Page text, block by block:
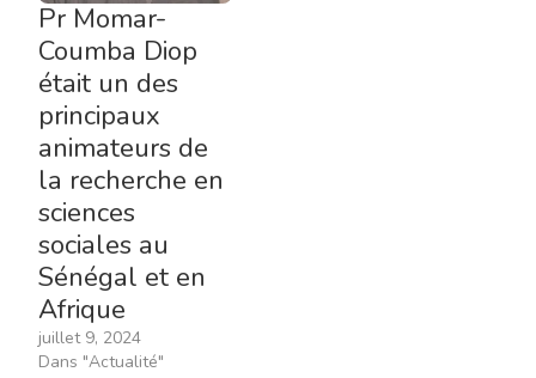
Pr Momar-
Coumba Diop
était un des
principaux
animateurs de
la recherche en
sciences
sociales au
Sénégal et en
Afrique
juillet 9, 2024
Dans "Actualité"